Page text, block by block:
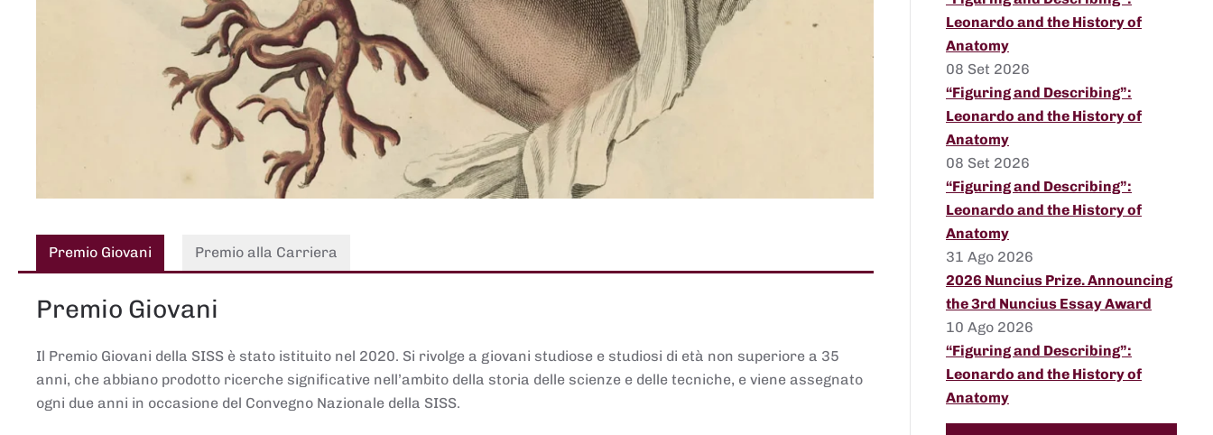
Premio Giovani Premio alla Carriera
Premio Giovani
Il Premio Giovani della SISS è stato istituito nel 2020. Si rivolge a giovani studiose e studiosi di età non superiore a 35
anni, che abbiano prodotto ricerche significative nell’ambito della storia delle scienze e delle tecniche, e viene assegnato
ogni due anni in occasione del Convegno Nazionale della SISS.
Leonardo and the History of
Anatomy
08 Set 2026
“Figuring and Describing”:
Leonardo and the History of
Anatomy
08 Set 2026
“Figuring and Describing”:
Leonardo and the History of
Anatomy
31 Ago 2026
2026 Nuncius Prize. Announcing
the 3rd Nuncius Essay Award
10 Ago 2026
“Figuring and Describing”:
Leonardo and the History of
Anatomy